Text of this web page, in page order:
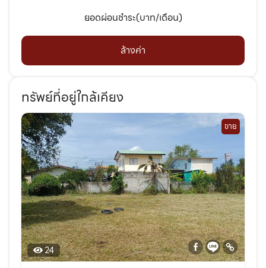
ยอดผ่อนชำระ(บาท/เดือน)
ล้างค่า
ทรัพย์ที่อยู่ใกล้เคียง
ขาย
24